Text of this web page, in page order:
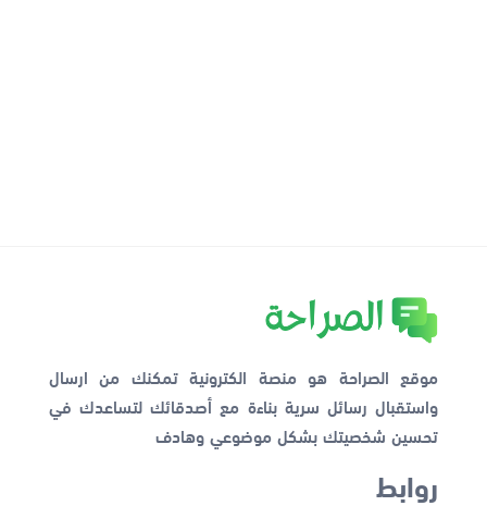
موقع الصراحة هو منصة الكترونية تمكنك من ارسال
واستقبال رسائل سرية بناءة مع أصدقائك لتساعدك في
تحسين شخصيتك بشكل موضوعي وهادف
روابط